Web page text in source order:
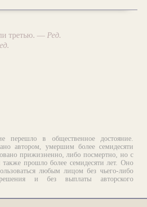
третью. — Ред.
перешло в общественное достояние.
автором, умершим более семидесяти
прижизненно, либо посмертно, но с
прошло более семидесяти лет. Оно
любым лицом без чьего-либо
и без выплаты авторского